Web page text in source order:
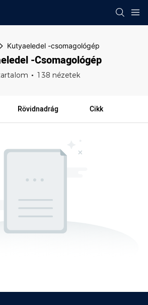
Kutyaeledel -csomagológép
-csomagológép
138 nézetek
Rövidnadrág Cikk